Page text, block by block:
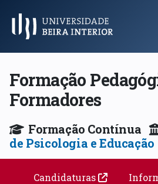
Menu Principal
Formação
Formadores
Formação Contínua
de Psicologia e Educação
Candidaturas